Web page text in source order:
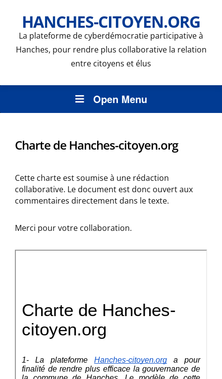
HANCHES-CITOYEN.ORG
La plateforme de cyberdémocratie participative à
Hanches, pour rendre plus collaborative la relation
entre citoyens et élus
Open Menu
Charte de Hanches-citoyen.org
Cette charte est soumise à une rédaction
collaborative. Le document est donc ouvert aux
commentaires directement dans le texte.
Merci pour votre collaboration.